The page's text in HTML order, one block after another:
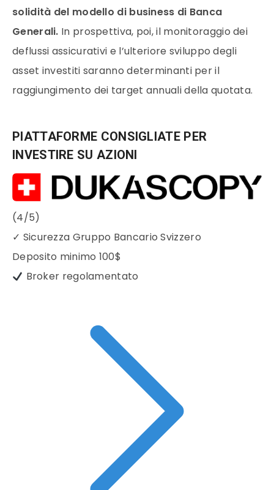
solidità del modello di business di Banca
Generali. In prospettiva, poi, il monitoraggio dei
deflussi assicurativi e l’ulteriore sviluppo degli
asset investiti saranno determinanti per il
raggiungimento dei target annuali della quotata.
PIATTAFORME CONSIGLIATE PER
INVESTIRE SU AZIONI
(4/5)
✓ Sicurezza Gruppo Bancario Svizzero
Deposito minimo 100$
Broker regolamentato